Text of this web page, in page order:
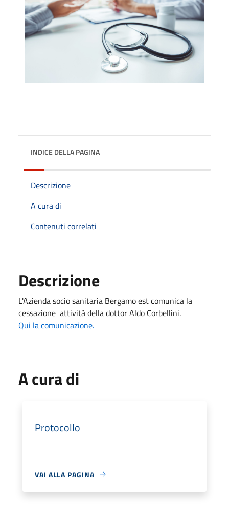
INDICE DELLA PAGINA
Descrizione
A cura di
Contenuti correlati
Descrizione
L'Azienda socio sanitaria Bergamo est comunica la
cessazione attività della dottor Aldo Corbellini.
Qui la comunicazione.
A cura di
Protocollo
VAI ALLA PAGINA